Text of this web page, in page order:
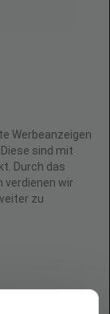
Werbeanzeigen
sind mit
Durch das
verdienen wir
zu